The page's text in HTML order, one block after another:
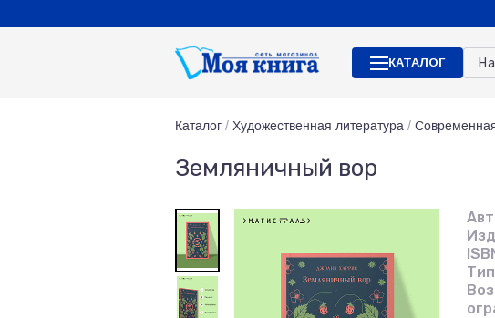
КАТАЛОГ
Каталог / Художественная литература /
Земляничный вор